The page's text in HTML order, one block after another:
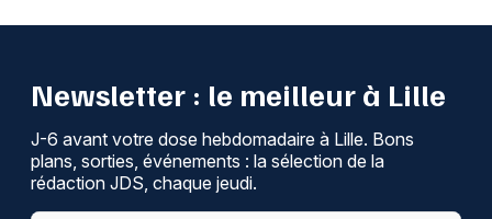
Newsletter : le meilleur à Lille
J-6 avant votre dose hebdomadaire à Lille. Bons
plans, sorties, événements : la sélection de la
rédaction JDS, chaque jeudi.